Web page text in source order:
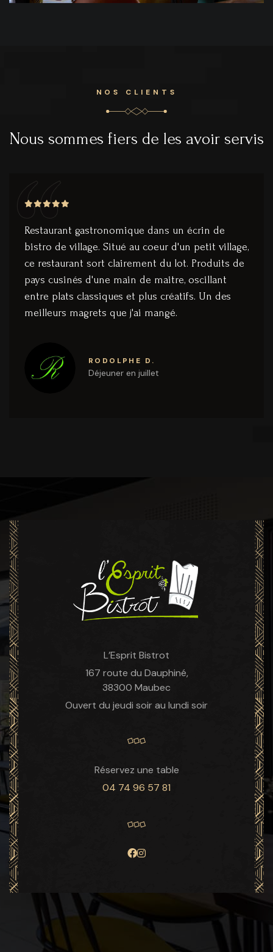
NOS CLIENTS
Nous sommes fiers de les avoir servis
Restaurant gastronomique dans un écrin de
bistro de village. Situé au coeur d'un petit village,
ce restaurant sort clairement du lot. Produits de
pays cusinés d'une main de maitre, oscillant
entre plats classiques et plus créatifs. Un des
meilleurs magrets que j'ai mangé.
RODOLPHE D.
Déjeuner en juillet
L’Esprit Bistrot
167 route du Dauphiné,
38300 Maubec
Ouvert du jeudi soir au lundi soir
Réservez une table
04 74 96 57 81